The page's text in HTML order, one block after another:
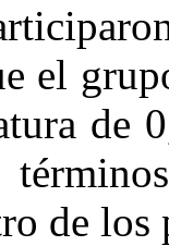
el
de
de los